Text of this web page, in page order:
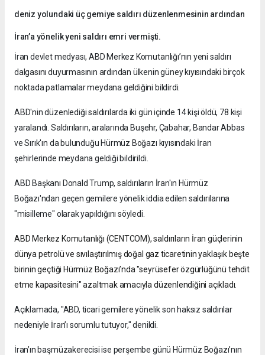
deniz yolundaki üç gemiye saldırı düzenlenmesinin ardından
İran’a yönelik yeni saldırı emri vermişti.
İran devlet medyası, ABD Merkez Komutanlığı’nın yeni saldırı
dalgasını duyurmasının ardından ülkenin güney kıyısındaki birçok
noktada patlamalar meydana geldiğini bildirdi.
ABD'nin düzenlediği saldırılarda iki gün içinde 14 kişi öldü, 78 kişi
yaralandı. Saldırıların, aralarında Buşehr, Çabahar, Bandar Abbas
ve Sırık'ın da bulunduğu Hürmüz Boğazı kıyısındaki İran
şehirlerinde meydana geldiği bildirildi.
ABD Başkanı Donald Trump, saldırıların İran'ın Hürmüz
Boğazı'ndan geçen gemilere yönelik iddia edilen saldırılarına
"misilleme" olarak yapıldığını söyledi.
ABD Merkez Komutanlığı (CENTCOM), saldırıların İran güçlerinin
dünya petrolü ve sıvılaştırılmış doğal gaz ticaretinin yaklaşık beşte
birinin geçtiği Hürmüz Boğazı’nda "seyrüsefer özgürlüğünü tehdit
etme kapasitesini" azaltmak amacıyla düzenlendiğini açıkladı.
Açıklamada, "ABD, ticari gemilere yönelik son haksız saldırılar
nedeniyle İran’ı sorumlu tutuyor," denildi.
İran’ın başmüzakerecisi ise perşembe günü Hürmüz Boğazı’nın